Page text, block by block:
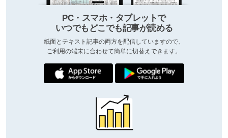
PC・スマホ・タブレットで
いつでもどこでも記事が読める
紙面とテキスト記事の両方を配信していますので、
ご利用の端末に合わせて簡単に切替えできます。